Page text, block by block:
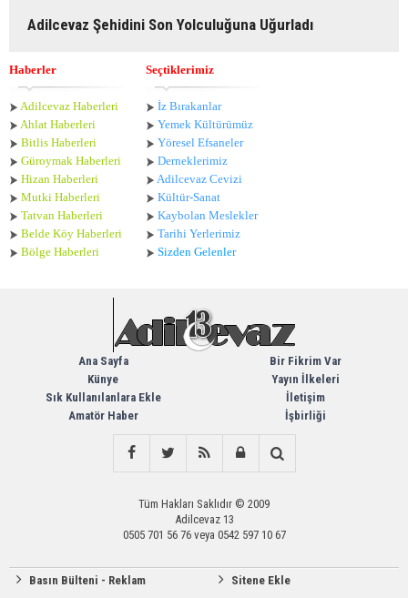
Adilcevaz Şehidini Son Yolculuğuna Uğurladı
Haberler
Adilcevaz Haberleri
Ahlat Haberleri
Bitlis Haberleri
Güroymak Haberleri
Hizan Haberleri
Mutki Haberleri
Tatvan Haberleri
Belde Köy Haberleri
Bölge Haberleri
Seçtiklerimiz
İz Bırakanlar
Yemek Kültürümüz
Yöresel Efsaneler
Derneklerimiz
Adilcevaz Cevizi
Kültür-Sanat
Kaybolan Meslekler
Tarihi Yerlerimiz
Sizden Gelenler
Ana Sayfa
Künye
Sık Kullanılanlara Ekle
Amatör Haber
Bir Fikrim Var
Yayın İlkeleri
İletişim
İşbirliği
Tüm Hakları Saklıdır © 2009
Adilcevaz 13
0505 701 56 76 veya 0542 597 10 67
Basın Bülteni - Reklam
Sitene Ekle